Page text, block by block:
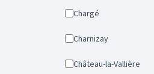
Chargé
Charnizay
Château-la-Vallière